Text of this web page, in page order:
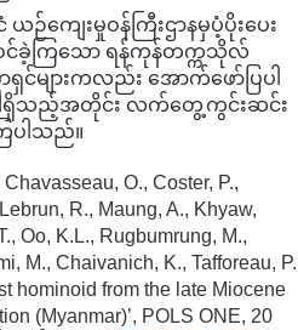
ယဉ်ကျေးမှုဝန်ကြီးဌာနမှပံ့ပိုးပေး
ဝင်ခဲ့ကြသော ရန်ကုန်တက္ကသိုလ်
များကလည်း အောက်ဖော်ပြပါ
ြပါရှိသည့်အတိုင်း လက်တွေ့ကွင်းဆင်း
ြပါသည်။
O., Coster, P.,
R., Maung, A., Khyaw,
Oo, K.L., Rugbumrung, M.,
M., Chaivanich, K., Tafforeau, P.
hominoid from the late Miocene
(Myanmar)’, POLS ONE, 20